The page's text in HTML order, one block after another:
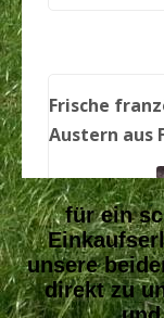
für ein
unsere
direkt zu